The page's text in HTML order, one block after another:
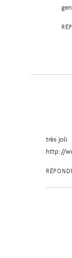
très joli
http://